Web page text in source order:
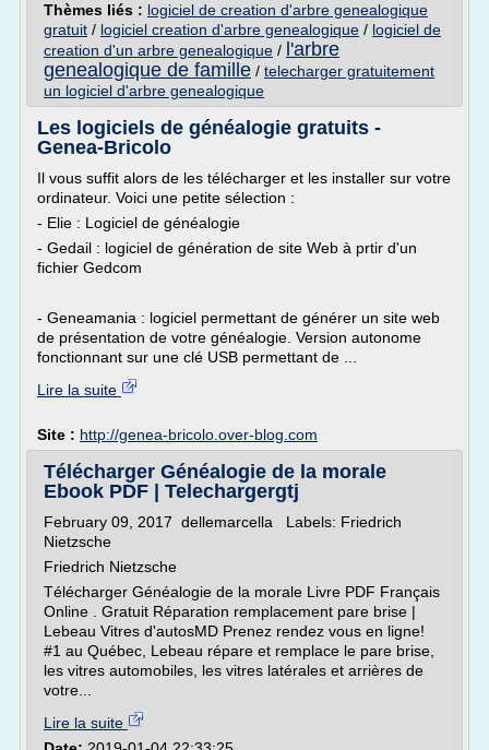
Thèmes liés : logiciel de creation d'arbre genealogique
gratuit / logiciel creation d'arbre genealogique / logiciel de
creation d'un arbre genealogique / l'arbre
genealogique de famille / telecharger gratuitement
un logiciel d'arbre genealogique
Les logiciels de généalogie gratuits -
Genea-Bricolo
Il vous suffit alors de les télécharger et les installer sur votre
ordinateur. Voici une petite sélection :
- Elie : Logiciel de généalogie
- Gedail : logiciel de génération de site Web à prtir d'un
fichier Gedcom
- Geneamania : logiciel permettant de générer un site web
de présentation de votre généalogie. Version autonome
fonctionnant sur une clé USB permettant de ...
Lire la suite
Site : http://genea-bricolo.over-blog.com
Télécharger Généalogie de la morale
Ebook PDF | Telechargergtj
February 09, 2017 dellemarcella Labels: Friedrich
Nietzsche
Friedrich Nietzsche
Télécharger Généalogie de la morale Livre PDF Français
Online . Gratuit Réparation remplacement pare brise |
Lebeau Vitres d'autosMD Prenez rendez vous en ligne!
#1 au Québec, Lebeau répare et remplace le pare brise,
les vitres automobiles, les vitres latérales et arrières de
votre...
Lire la suite